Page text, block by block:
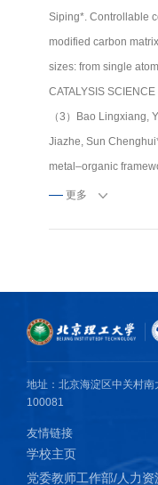
Siping*. Controllable
modified carbon
sizes: from single
CATALYSIS
（3）Bao Lingxiang,
Jiazhe, Sun
metal–organic
nitroarenes under
Crystal structure and
20/benzaldehyde
(5)Teng Fei,
and Siping
Compounds as
2019, 19 (5),
更多
地址：北京海淀区中关村南
100081
友情链接
学校主页
党委教师工作部/人力资